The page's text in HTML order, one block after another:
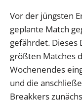
Vor der jüngsten
geplante Match
gefährdet. Dieses
größten Matches
Wochenendes
und die
Breakkers